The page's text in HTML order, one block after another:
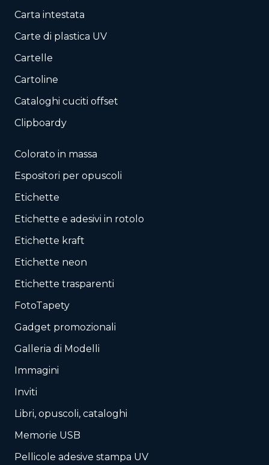
Carta intestata
Carte di plastica UV
Cartelle
Cartoline
Cataloghi cuciti offset
Clipboardy
Colorato in massa
Espositori per opuscoli
Etichette
Etichette e adesivi in rotolo
Etichette kraft
Etichette neon
Etichette trasparenti
FotoTapety
Gadget promozionali
Galleria di Modelli
Immagini
Inviti
Libri, opuscoli, cataloghi
Memorie USB
Pellicole adesive stampa UV